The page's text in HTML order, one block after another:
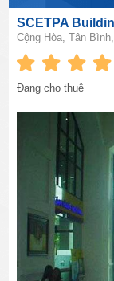
SCETPA
Cộng Hòa, Tân
Đang cho thuê